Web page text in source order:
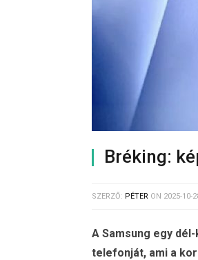
Bréking:
SZERZŐ: PÉTER ON 2025-10-
A Samsung egy
telefonját, ami a